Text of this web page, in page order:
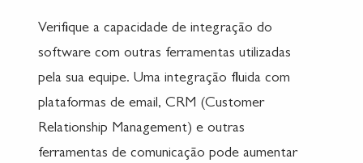
Verifique a capacidade de integração do
software com outras ferramentas utilizadas
pela sua equipe. Uma integração fluida com
plataformas de email, CRM (Customer
Relationship Management) e outras
ferramentas de comunicação pode aumentar